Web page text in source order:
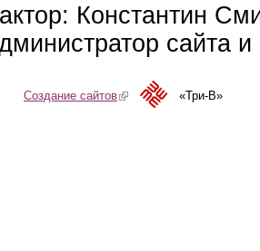
Константин
сайта
Создание сайтов(link is external)«Три-В»